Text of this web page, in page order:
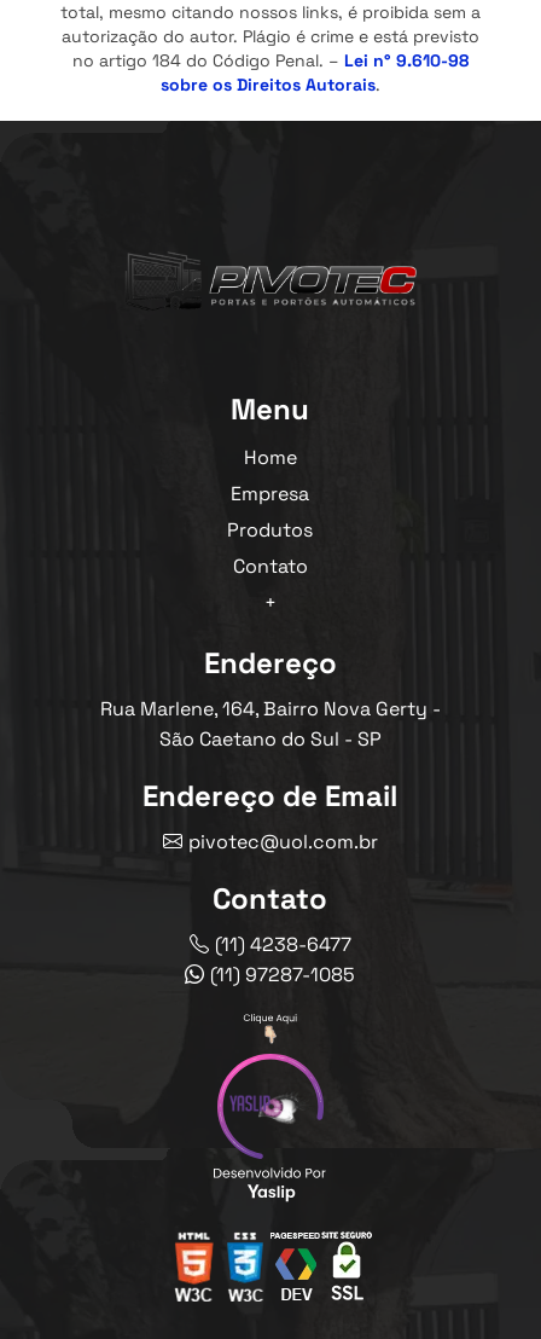
total, mesmo citando nossos links, é proibida sem a
autorização do autor. Plágio é crime e está previsto
no artigo 184 do Código Penal. – Lei n° 9.610-98
sobre os Direitos Autorais.
Menu
Home
Empresa
Produtos
Contato
+
Endereço
Rua Marlene, 164, Bairro Nova Gerty -
São Caetano do Sul - SP
Endereço de Email
pivotec@uol.com.br
Contato
(11) 4238-6477
(11) 97287-1085